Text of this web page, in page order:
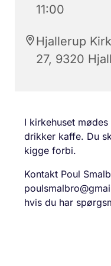
11:00
Hjallerup
27, 9320
I kirkehuset
drikker kaffe. Du
kigge forbi.
Kontakt Poul
hvis du har